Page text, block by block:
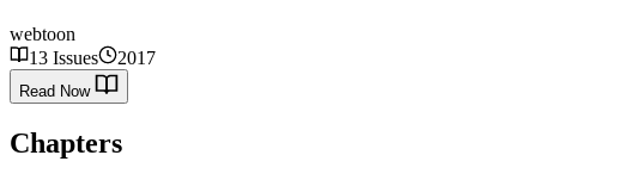
webtoon
13 Issues
2017
Read Now
Chapters